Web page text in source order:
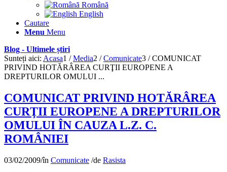
Română
English
Cautare
Menu Menu
Blog - Ultimele știri
Sunteți aici: Acasa1 / Media2 / Comunicate3 / COMUNICAT
PRIVIND HOTĂRÂREA CURŢII EUROPENE A
DREPTURILOR OMULUI ...
COMUNICAT PRIVIND HOTĂRÂREA
CURŢII EUROPENE A DREPTURILOR
OMULUI ÎN CAUZA L.Z. C.
ROMÂNIEI
03/02/2009/în Comunicate /de Rasista